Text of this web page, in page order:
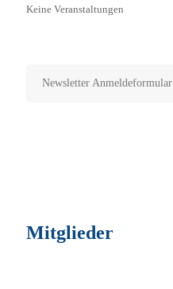
Keine Veranstaltungen
Newsletter Anmeldeformular
Mitglieder